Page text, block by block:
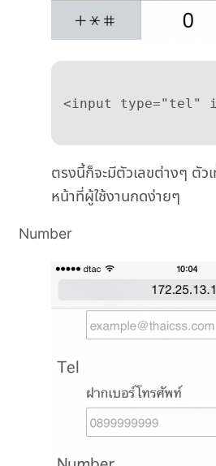
ตรงนี้ก็จะมีตัวเลขต่างๆ ตัว
หน้าที่ผู้ใช้งานกดง่ายๆ
Number